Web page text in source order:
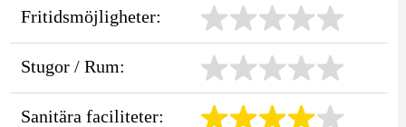
Fritidsmöjligheter:
Stugor / Rum:
Sanitära faciliteter: